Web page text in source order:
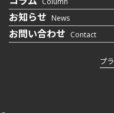
お知らせ News
お問い合わせ Contact
プ